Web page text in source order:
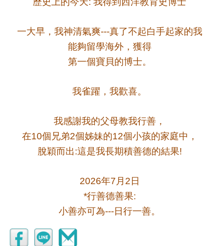
一大早，我神清氣爽---真了不起白手起家的我
能夠留學海外，獲得
第一個寶貝的博士。
我雀躍，我歡喜。
我感謝我的父母教我行善，
在10個兄弟2個姊妹的12個小孩的家庭中，
脫穎而出:這是我長期積善德的結果!
2026年7月 2日
*行善德善果:
小善亦可為---日行一善。